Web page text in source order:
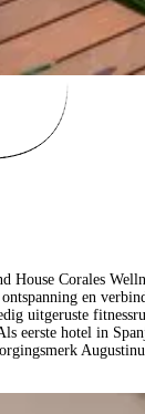
House Corales
en
uitgeruste
eerste hotel in